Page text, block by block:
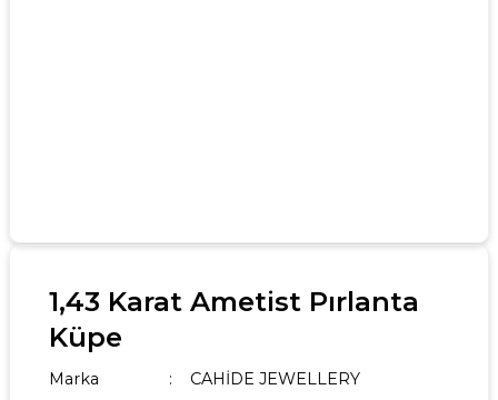
1,43 Karat Ametist Pırlanta
Küpe
Marka
CAHİDE JEWELLERY